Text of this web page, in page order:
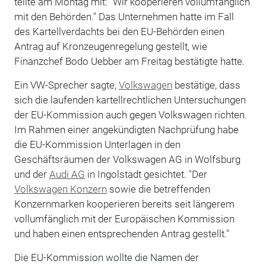
mit den Behörden." Das Unternehmen hatte im Fall
des Kartellverdachts bei den EU-Behörden einen
Antrag auf Kronzeugenregelung gestellt, wie
Finanzchef Bodo Uebber am Freitag bestätigte hatte.
Ein VW-Sprecher sagte, Volkswagen bestätige, dass
sich die laufenden kartellrechtlichen Untersuchungen
der EU-Kommission auch gegen Volkswagen richten.
Im Rahmen einer angekündigten Nachprüfung habe
die EU-Kommission Unterlagen in den
Geschäftsräumen der Volkswagen AG in Wolfsburg
und der Audi AG in Ingolstadt gesichtet. "Der
Volkswagen Konzern sowie die betreffenden
Konzernmarken kooperieren bereits seit längerem
vollumfänglich mit der Europäischen Kommission
und haben einen entsprechenden Antrag gestellt."
Die EU-Kommission wollte die Namen der